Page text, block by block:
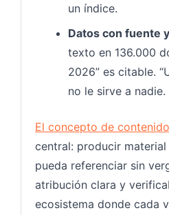
un índice.
Datos con fuente
texto en 136.000
2026” es citable.
no le sirve a nadie.
El concepto de
central: producir
pueda referenciar sin
atribución clara y
ecosistema donde cada